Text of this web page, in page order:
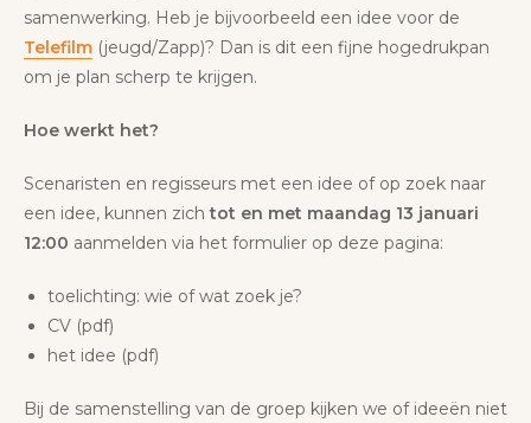
samenwerking. Heb je bijvoorbeeld een idee voor de
Telefilm (jeugd/Zapp)? Dan is dit een fijne hogedrukpan
om je plan scherp te krijgen.
Hoe werkt het?
Scenaristen en regisseurs met een idee of op zoek naar
een idee, kunnen zichtot en met maandag 13 januari
12:00 aanmelden via het formulier op deze pagina:
toelichting: wie of wat zoek je?
CV (pdf)
het idee (pdf)
Bij de samenstelling van de groep kijken we of ideeën niet